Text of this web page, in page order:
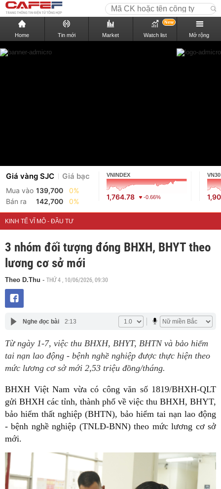
Home Tin mới Market Watch list
New
Mở rộng
Giá vàng SJC Giá bạc
Mua vào 139,700
0%
Bán ra
142,700 0%
VNINDEX
1,764.78 -0.66%
VN30
KINH TẾ VĨ MÔ - ĐẦU TƯ
3 nhóm đối tượng đóng BHXH, BHYT theo
lương cơ sở mới
Theo D.Thu - THỨ 4 , 10/06/2026, 09:30
Nghe đọc bài 2:13
Từ ngày 1-7, việc thu BHXH, BHYT, BHTN và bảo hiểm
tai nạn lao động - bệnh nghề nghiệp được thực hiện theo
mức lương cơ sở mới 2,53 triệu đồng/tháng.
BHXH Việt Nam vừa có công văn số 1819/BHXH-QLT
gửi BHXH các tỉnh, thành phố về việc thu BHXH, BHYT,
bảo hiểm thất nghiệp (BHTN), bảo hiểm tai nạn lao động
- bệnh nghề nghiệp (TNLĐ-BNN) theo mức lương cơ sở
mới.